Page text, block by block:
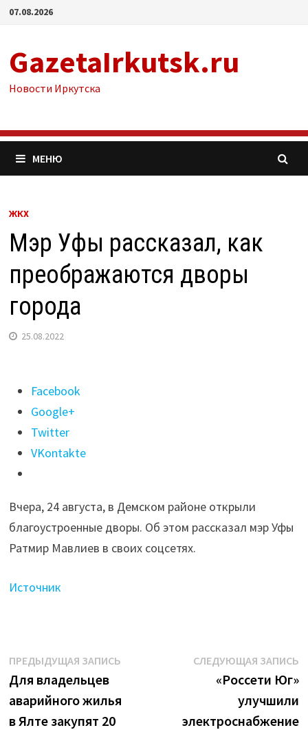
Перейти
07.08.2026
GazetaIrkutsk.ru
Новости Иркутска
МЕНЮ
ЖКХ
Мэр Уфы рассказал, как
преображаются дворы
города
25.08.2022
Поделиться
"Мэр
Уфы
рассказал,
как
дворы
города"
Facebook
Google+
Twitter
VKontakte
Вчера, 24 августа, в Демском районе открыли
благоустроенные дворы. Об этом рассказал мэр Уфы
Ратмир Мавлиев в своих соцсетях.
Источник
Навигация
по
записям
ПРЕДЫДУЩАЯ ЗАПИСЬПредыдущая
Для владельцев
аварийного жилья
в Ялте закупят 20
СЛЕДУЮЩАЯ ЗАПИСЬ
«Россети Юг»
улучшили
электроснабжение